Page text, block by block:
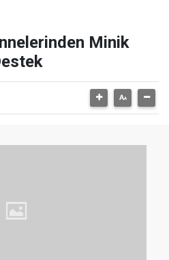
Minik